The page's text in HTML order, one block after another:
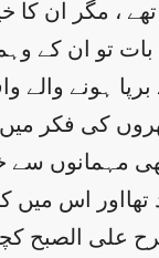
، مگر ان
بات تو ان
برپا ہونے
کی فکر
سے
اس میں
الصبح